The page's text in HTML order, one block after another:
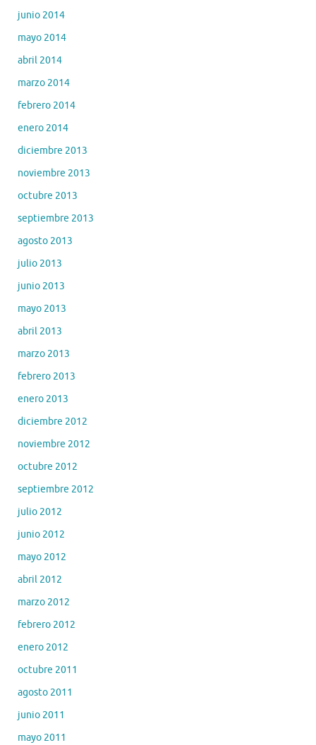
junio 2014
mayo 2014
abril 2014
marzo 2014
febrero 2014
enero 2014
diciembre 2013
noviembre 2013
octubre 2013
septiembre 2013
agosto 2013
julio 2013
junio 2013
mayo 2013
abril 2013
marzo 2013
febrero 2013
enero 2013
diciembre 2012
noviembre 2012
octubre 2012
septiembre 2012
julio 2012
junio 2012
mayo 2012
abril 2012
marzo 2012
febrero 2012
enero 2012
octubre 2011
agosto 2011
junio 2011
mayo 2011